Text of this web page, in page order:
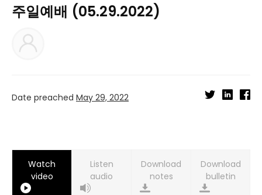
주일예배 (05.29.2022)
Date preached May 29, 2022
Watch
video
Listen
audio
Download
notes
Download
bulletin